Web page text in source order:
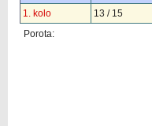
1. kolo
13 / 15
Porota: